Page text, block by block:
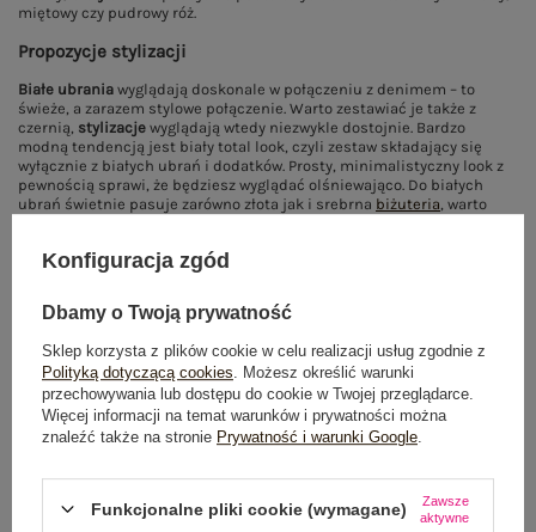
miętowy czy pudrowy róż.
Propozycje stylizacji
Białe ubrania wyglądają doskonale w połączeniu z denimem – to
świeże, a zarazem stylowe połączenie. Warto zestawiać je także z
czernią, stylizacje wyglądają wtedy niezwykle dostojnie. Bardzo
modną tendencją jest biały total look, czyli zestaw składający się
wyłącznie z białych ubrań i dodatków. Prosty, minimalistyczny look z
pewnością sprawi, że będziesz wyglądać olśniewająco. Do białych
ubrań świetnie pasuje zarówno złota jak i srebrna biżuteria, warto
ubrania były dobrze dopasowane do figury. Można zastanowić się
Pokaż więcej wpisów zKwiecień 2017
Konfiguracja zgód
Dbamy o Twoją prywatność
Sklep korzysta z plików cookie w celu realizacji usług zgodnie z
Polityką dotyczącą cookies . Możesz określić warunki
przechowywania lub dostępu do cookie w Twojej przeglądarce.
Więcej informacji na temat warunków i prywatności można
znaleźć także na stronie Prywatność i warunki Google
Funkcjonalne pliki cookie (wymagane)
Zawsze
aktywne